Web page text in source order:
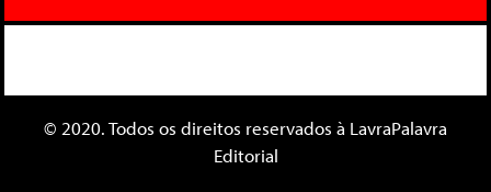
© 2020. Todos os direitos reservados à LavraPalavra
Editorial